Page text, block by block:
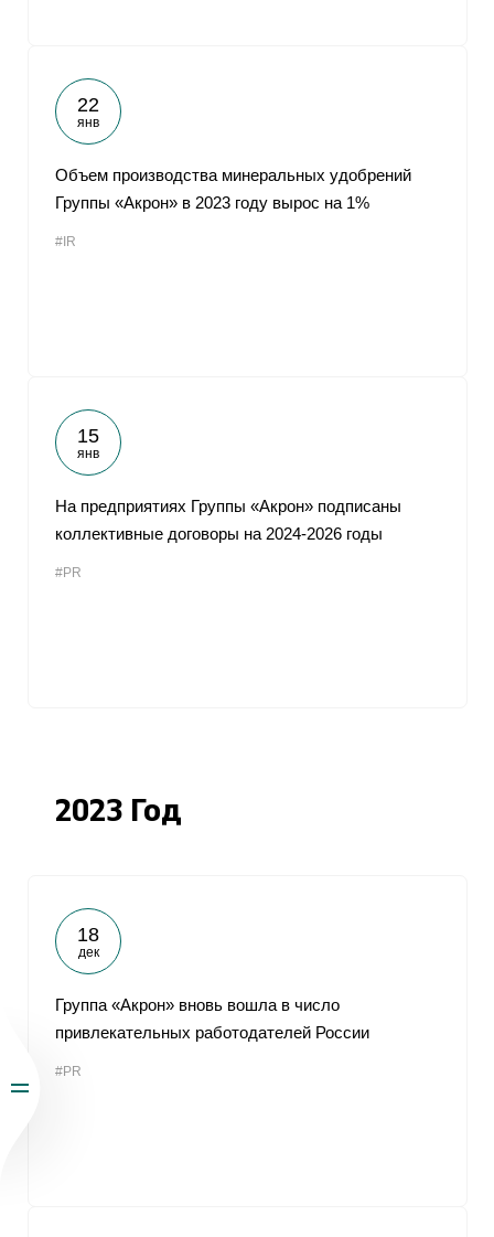
22
янв
Объем производства минеральных удобрений
Группы «Акрон» в 2023 году вырос на 1%
#IR
15
янв
На предприятиях Группы «Акрон» подписаны
коллективные договоры на 2024-2026 годы
#PR
2023 Год
18
дек
Группа «Акрон» вновь вошла в число
привлекательных работодателей России
#PR